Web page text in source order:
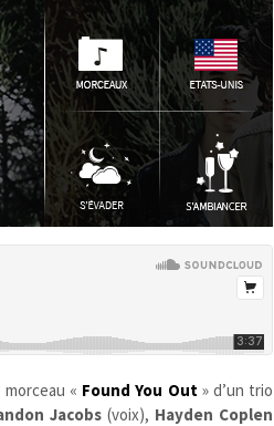
« Found You Out » d’un trio
Jacobs (voix), Hayden Coplen